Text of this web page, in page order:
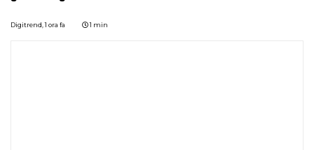
Digitrend,1 ora fa 1 min